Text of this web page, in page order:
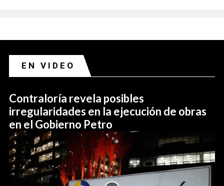
EN VIDEO
Contraloría revela posibles
irregularidades en la ejecución de obras
en el Gobierno Petro